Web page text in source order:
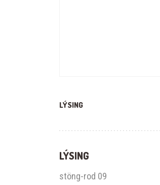
LÝSING
LÝSING
stöng-rod 09